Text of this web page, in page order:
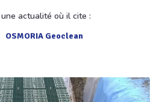
actualité où il cite :
OSMORIA Geoclean